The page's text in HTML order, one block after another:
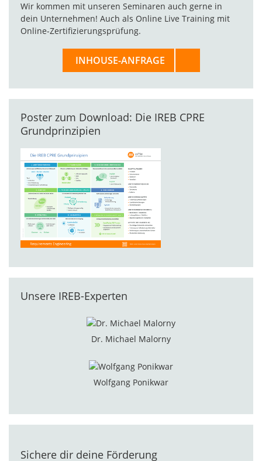
Wir kommen mit unseren Seminaren auch gerne in
dein Unternehmen! Auch als Online Live Training mit
Online-Zertifizierungsprüfung.
INHOUSE-ANFRAGE
Poster zum Download: Die IREB CPRE
Grundprinzipien
Unsere IREB-Experten
Dr. Michael Malorny
Wolfgang Ponikwar
Sichere dir deine Förderung